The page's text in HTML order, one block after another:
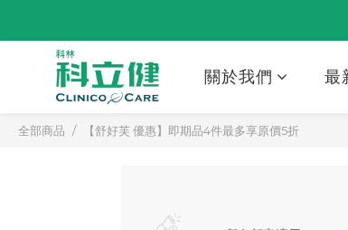
關於我們 最
全部商品 【舒好芙 優惠】即期品4件最多享原價5折